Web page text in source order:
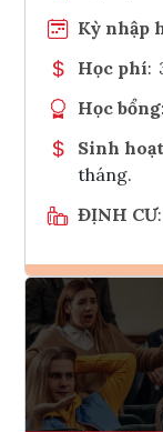
Kỳ nhập
Học phí:
Học bổng:
Sinh
tháng.
ĐỊNH CƯ: